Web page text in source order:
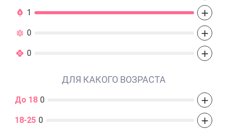
1 +
0 +
0 +
ДЛЯ КАКОГО ВОЗРАСТА
До 18 0 +
18-25 0 +